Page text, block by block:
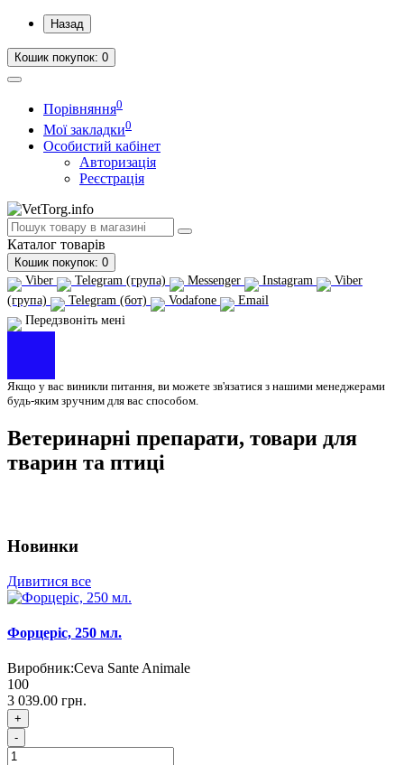
Назад
Кошик покупок: 0
Порівняння0
Мої закладки0
Особистий кабінет
Авторизація
Реєстрація
Каталог товарів
Кошик покупок: 0
Viber
Telegram (група) Messenger Instagram
Viber
(група)
Telegram (бот) Vodafone
Email
Передзвоніть мені
Якщо у вас виникли питання, ви можете зв'язатися з нашими менеджерами
будь-яким зручним для вас способом.
Ветеринарні препарати, товари для
тварин та птиці
Новинки
Дивитися все
Форцеріс, 250 мл.
Виробник:Ceva Sante Animale
100
3 039.00 грн.
+
-